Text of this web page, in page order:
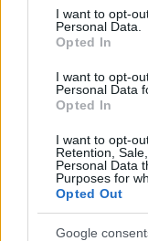
consent section.
I want to opt-
Personal Data.
Opted In
I want to opt-
Personal Data
Opted In
I want to opt-
Retention,
Personal Data
Purposes for
Opted Out
Google
Udvaros
tagja, megannyi
tévészereppel a
popzenei
alapvető helye